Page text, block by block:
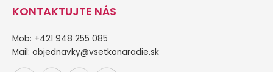
KONTAKTUJTE NÁS
Mob: +421 948 255 085
Mail: objednavky@vsetkonaradie.sk